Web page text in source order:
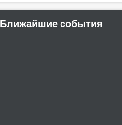
Ближайшие события